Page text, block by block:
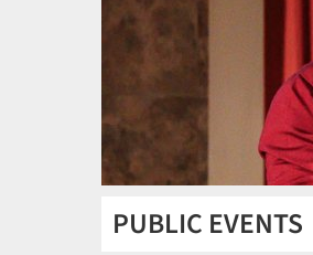
PUBLIC EVENTS